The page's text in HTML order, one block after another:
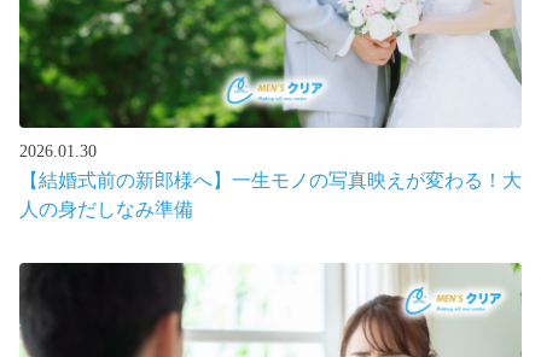
2026.01.30
【結婚式前の新郎様へ】一生モノの写真映えが変わる！大
人の身だしなみ準備